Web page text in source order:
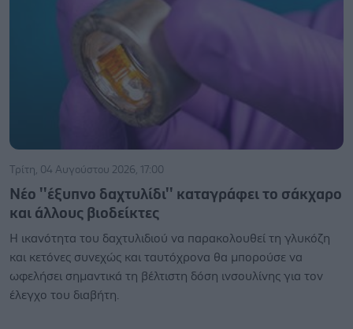
Τρίτη, 04 Αυγούστου 2026, 17:00
Νέο ''έξυπνο δαχτυλίδι'' καταγράφει το σάκχαρο
και άλλους βιοδείκτες
Η ικανότητα του δαχτυλιδιού να παρακολουθεί τη γλυκόζη
και κετόνες συνεχώς και ταυτόχρονα θα μπορούσε να
ωφελήσει σημαντικά τη βέλτιστη δόση ινσουλίνης για τον
έλεγχο του διαβήτη.